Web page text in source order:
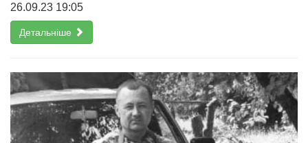
26.09.23 19:05
Детальніше